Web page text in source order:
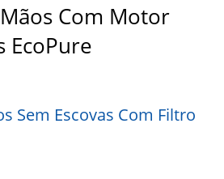
Com Motor
EcoPure
Sem Escovas Com Filtro